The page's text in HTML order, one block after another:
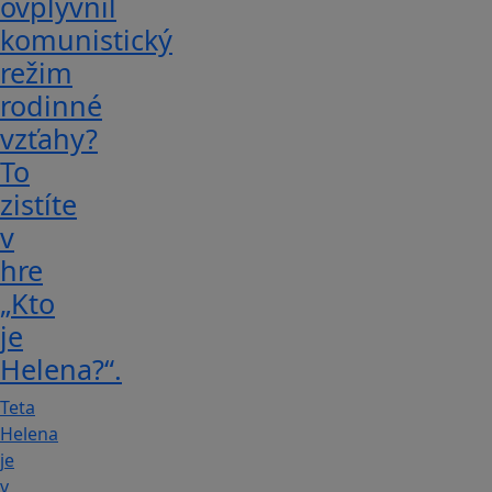
komunistický
režim
rodinné
vzťahy?
To
zistíte
v
hre
„Kto
je
Helena?“.
Teta
Helena
je
v